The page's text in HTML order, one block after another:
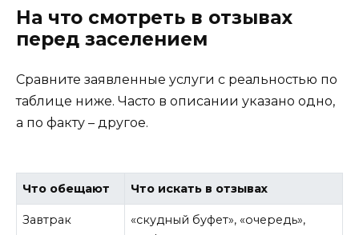
На что смотреть в отзывах
перед заселением
Сравните заявленные услуги с реальностью по
таблице ниже. Часто в описании указано одно,
а по факту – другое.
Что обещают Что искать в отзывах
Завтрак
«скудный буфет», «очередь»,